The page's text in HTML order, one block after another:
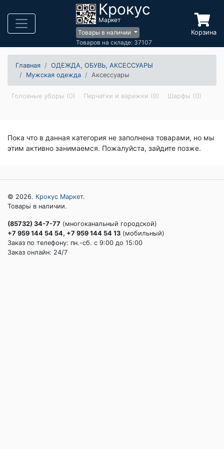
Крокус
Маркет
Товары в наличии
Товаров на складе: 37107
Корзина
Главная
ОДЕЖДА, ОБУВЬ, АКСЕССУАРЫ
Мужская одежда
Аксессуары
Головные уборы (0) Перчатки и варежки (0) Шарфы (0)
Пока что в данная категория не заполнена товарами, но мы
этим активно занимаемся. Пожалуйста, зайдите позже.
© 2026. Крокус Маркет.
Товары в наличии.
(85732) 34-7-77 (многоканальный городской)
+7 959 144 54 54, +7 959 144 54 13 (мобильный)
Заказ по телефону: пн.-сб. c 9:00 до 15:00
Заказ онлайн: 24/7